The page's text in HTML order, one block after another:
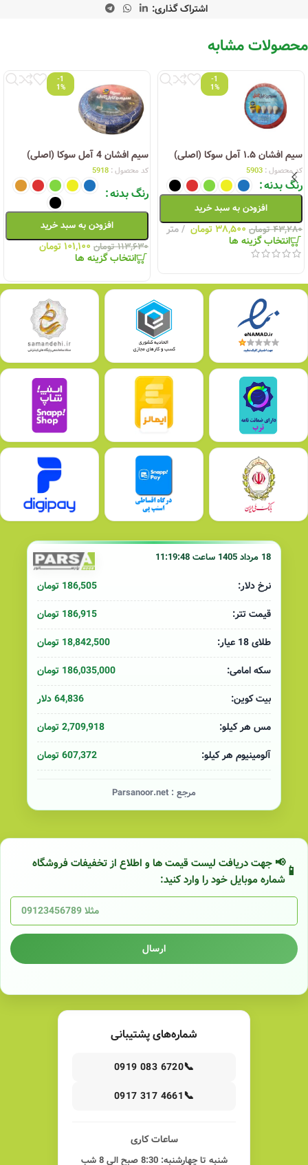
اشتراک گذاری:
محصولات مشابه
-1
1%
سیم افشان ۱.۵ آمل سوکا (اصلی)
کد محصول : 5903
رنگ بدنه
افزودن به سبد خرید
۴۳,۲۸۰ تومان ۳۸,۵۰۰ تومان متر
انتخاب گزینه ها
-1
1%
سیم افشان 4 آمل سوکا (اصلی)
کد محصول : 5918
رنگ بدنه
افزودن به سبد خرید
۱۱۳,۶۳۰ تومان ۱۰۱,۱۰۰ تومان
انتخاب گزینه ها
18 مرداد 1405 ساعت 11:19:48
نرخ دلار:
186,505 تومان
قیمت تتر:
186,915 تومان
طلای 18 عیار:
18,842,500 تومان
سکه امامی:
186,035,000 تومان
بیت کوین:
64,836 دلار
مس هر کیلو:
2,709,918 تومان
آلومینیوم هر کیلو:
607,372 تومان
مرجع : Parsanoor.net
📢 جهت دریافت لیست قیمت ها و اطلاع از تخفیفات فروشگاه
شماره موبایل خود را وارد کنید:
ارسال
شماره‌های پشتیبانی
📞
0919 083 6720
📞
0917 317 4661
ساعات کاری
شنبه تا چهارشنبه: 8:30 صبح الی 8 شب